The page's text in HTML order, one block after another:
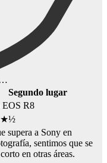
Segundo lugar
EOS R8
supera a Sony en
sentimos que se
en otras áreas.